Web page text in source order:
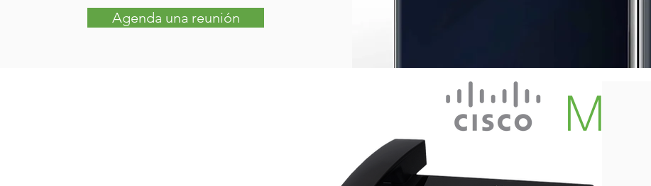
Agenda una reunión